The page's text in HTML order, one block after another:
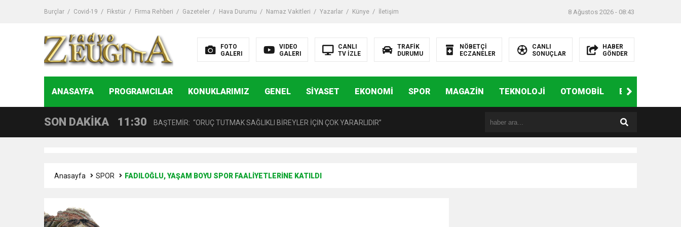
Burçlar Covid-19 Fikstür Firma Rehberi Gazeteler Hava Durumu Namaz Vakitleri Yazarlar Künye İletişim 8 Ağustos 2026 - 08:43
FOTO
GALERI
VIDEO
GALERI
CANLI
TV İZLE
TRAFİK
DURUMU
NÖBETÇİ
ECZANELER
CANLI
SONUÇLAR
HABER
GÖNDER
ANASAYFA PROGRAMCILAR KONUKLARIMIZ GENEL SİYASET EKONOMİ SPOR MAGAZİN TEKNOLOJİ OTOMOBİL EĞİTİM
SON DAKİKA
14:08 Gaziantep FK o yıldızı getiriyor
11:59 GÖĞÜS HASTALIKLARI UZMANINDAN LİSELİLERE BİLGİLENDİRME
11:30 BAŞTEMİR: “ORUÇ TUTMAK SAĞLIKLI BİREYLER İÇİN ÇOK YARARLIDIR”
16:48
Anasayfa SPOR FADILOĞLU, YAŞAM BOYU SPOR FAALİYETLERİNE KATILDI